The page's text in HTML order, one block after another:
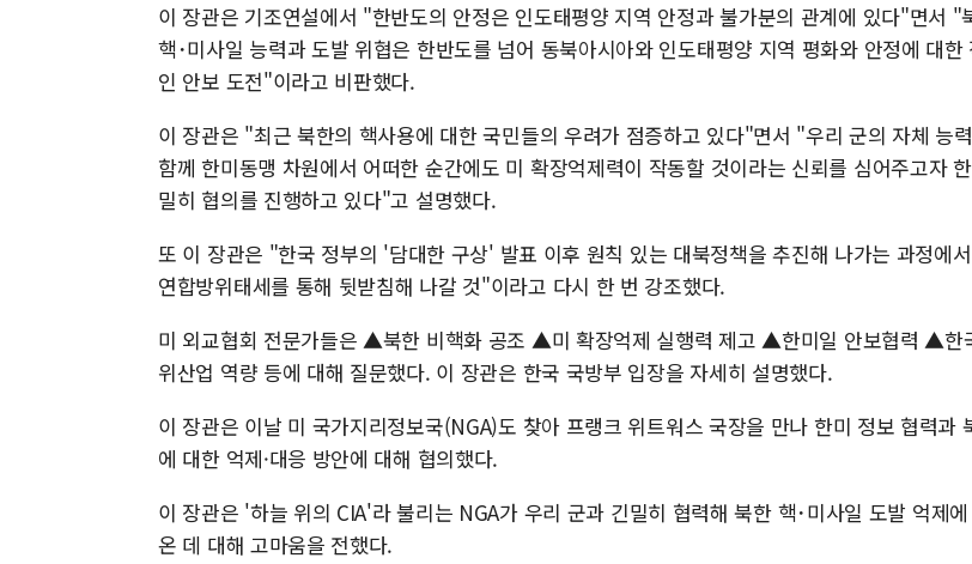
이 장관은 기조연설에서 "한반도의 안정은 인도태평양 지역 안정과 불가분의 관계에 있다"면서 "
핵･미사일 능력과 도발 위협은 한반도를 넘어 동북아시아와 인도태평양 지역 평화와 안정에 대한
인 안보 도전"이라고 비판했다.
이 장관은 "최근 북한의 핵사용에 대한 국민들의 우려가 점증하고 있다"면서 "우리 군의 자체 능
함께 한미동맹 차원에서 어떠한 순간에도 미 확장억제력이 작동할 것이라는 신뢰를 심어주고자
밀히 협의를 진행하고 있다"고 설명했다.
또 이 장관은 "한국 정부의 '담대한 구상' 발표 이후 원칙 있는 대북정책을 추진해 나가는 과정에
연합방위태세를 통해 뒷받침해 나갈 것"이라고 다시 한 번 강조했다.
미 외교협회 전문가들은 ▲북한 비핵화 공조 ▲미 확장억제 실행력 제고 ▲한미일 안보협력 ▲한
위산업 역량 등에 대해 질문했다. 이 장관은 한국 국방부 입장을 자세히 설명했다.
이 장관은 이날 미 국가지리정보국(NGA)도 찾아 프랭크 위트워스 국장을 만나 한미 정보 협력과
에 대한 억제·대응 방안에 대해 협의했다.
이 장관은 '하늘 위의 CIA'라 불리는 NGA가 우리 군과 긴밀히 협력해 북한 핵･미사일 도발 억제
온 데 대해 고마움을 전했다.